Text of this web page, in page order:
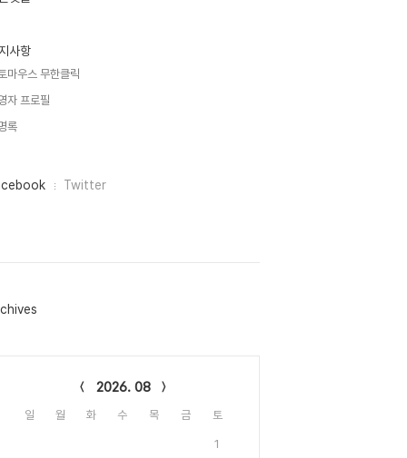
사항
마우스 무한클릭
자 프로필
록
Twitter
2026. 08
일 월 화 수 목 금 토
1